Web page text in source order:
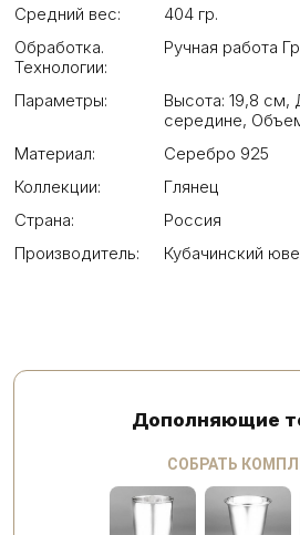
Средний вес:
404 гр.
Обработка.
Технологии:
Ручная работа
Параметры: Высота: 19,8 см,
середине,
Материал:
Серебро 925
Коллекции:
Глянец
Страна:
Россия
Производитель:
Кубачинский
Дополняющие
СОБРАТЬ